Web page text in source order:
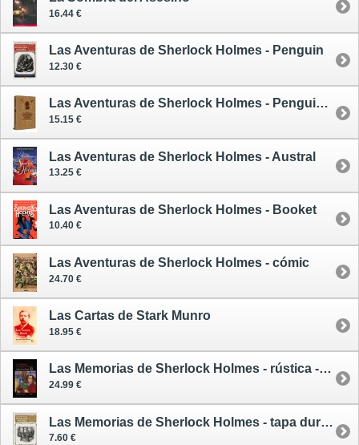
16.44 €
Las Aventuras de Sherlock Holmes - Penguin
12.30 €
Las Aventuras de Sherlock Holmes - Penguin - edición especial
15.15 €
Las Aventuras de Sherlock Holmes - Austral
13.25 €
Las Aventuras de Sherlock Holmes - Booket
10.40 €
Las Aventuras de Sherlock Holmes - cómic
24.70 €
Las Cartas de Stark Munro
18.95 €
Las Memorias de Sherlock Holmes - rústica - Valdemar
24.99 €
Las Memorias de Sherlock Holmes - tapa dura pequeña ilustrada - Penguin
7.60 €